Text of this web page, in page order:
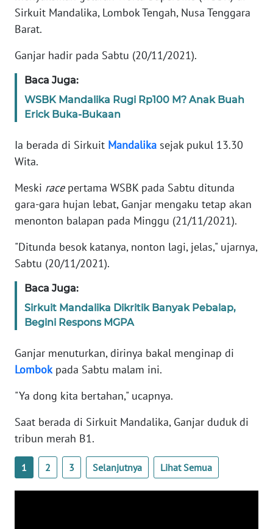
Sirkuit Mandalika, Lombok Tengah, Nusa Tenggara
Barat.
Ganjar hadir pada Sabtu (20/11/2021).
Baca Juga:
WSBK Mandalika Rugi Rp100 M? Anak Buah
Erick Buka-Bukaan
Ia berada di Sirkuit Mandalika sejak pukul 13.30
Wita.
Meski racepertama WSBK pada Sabtu ditunda
gara-gara hujan lebat, Ganjar mengaku tetap akan
menonton balapan pada Minggu (21/11/2021).
"Ditunda besok katanya, nonton lagi, jelas," ujarnya,
Sabtu (20/11/2021).
Baca Juga:
Sirkuit Mandalika Dikritik Banyak Pebalap,
Begini Respons MGPA
Ganjar menuturkan, dirinya bakal menginap di
Lombokpada Sabtu malam ini.
"Ya dong kita bertahan," ucapnya.
Saat berada di Sirkuit Mandalika, Ganjar duduk di
tribun merah B1.
1 2 3 Selanjutnya Lihat Semua
INDEKS
BERITA
KONTAK
INFO
IKLAN
TENTANG
KAMI
PEDOMAN
MEDIA
SIBER
REDAKSI
KARIR
DISCLAIMER
Wahana
News
Regional
WN
SUMUT
JAKARTA
WN